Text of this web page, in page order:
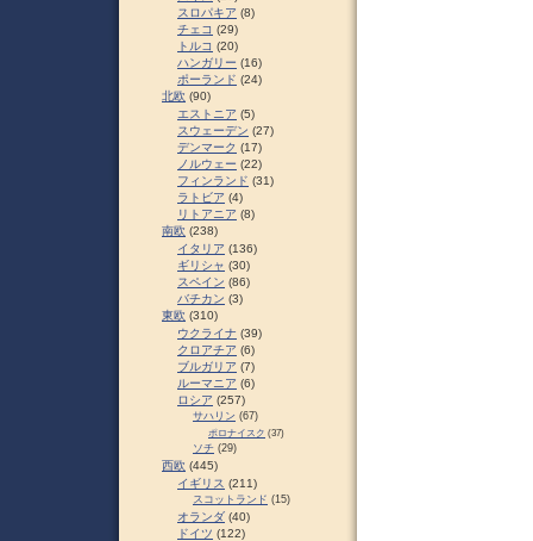
スロパキア (8)
チェコ (29)
トルコ (20)
ハンガリー (16)
ポーランド (24)
北欧 (90)
エストニア (5)
スウェーデン (27)
デンマーク (17)
ノルウェー (22)
フィンランド (31)
ラトビア (4)
リトアニア (8)
南欧 (238)
イタリア (136)
ギリシャ (30)
スペイン (86)
バチカン (3)
東欧 (310)
ウクライナ (39)
クロアチア (6)
ブルガリア (7)
ルーマニア (6)
ロシア (257)
サハリン (67)
ポロナイスク (37)
ソチ (29)
西欧 (445)
イギリス (211)
スコットランド (15)
オランダ (40)
ドイツ (122)